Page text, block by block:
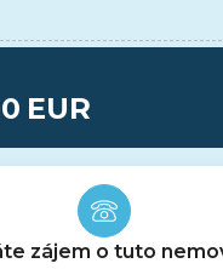
EUR
zájem o tuto